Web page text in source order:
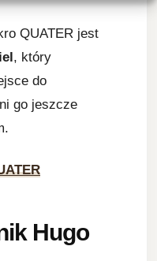
QUATER jest
, który
do
go jeszcze
Hugo